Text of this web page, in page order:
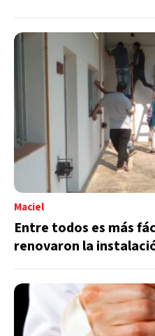
Maciel
Entre todos es más
renovaron la